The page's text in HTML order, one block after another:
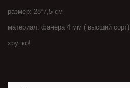
размер: 28*7,5 см
материал: фанера 4 мм ( высший сорт)
хрупко!